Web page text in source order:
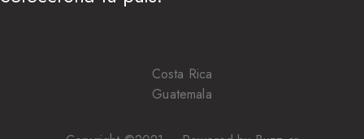
Costa Rica
Guatemala